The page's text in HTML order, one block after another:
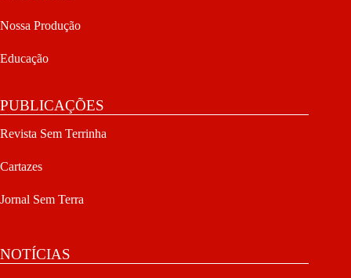
Nossa Produção
Educação
PUBLICAÇÕES
Revista Sem Terrinha
Cartazes
Jornal Sem Terra
NOTÍCIAS